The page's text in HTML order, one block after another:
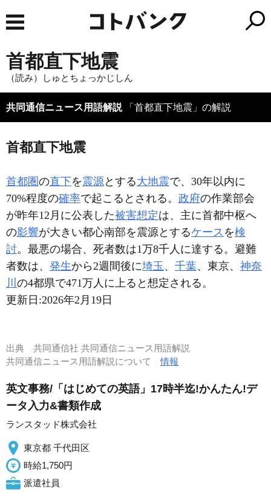
首都直下地震
（読み）しゅとちょっかじしん
共同通信ニュース用語解説「首都直下地震」の解説
首都直下地震
首都圏の直下を震源とする大地震で、30年以内に
70%程度の確率で起こるとされる。 政府の作業部会
が昨年12月に公表した被害想定は、主に首都中枢へ
の影響が大きい都心南部を震源とするケース を検
討。最悪の場合、死者数は1万8千人に達する。避難
者数は、 発生から2週間後に埼玉 、 千葉、東京、 神奈
川 の4都県で471万人に上ると想定される。
更新日:2026年2月19日
出典 共同通信社 共同通信ニュース用語解説
共同通信ニュース用語解説について情報
英文事務/「はじめての英語」17時半迄!かんたん!デ
ータ入力&書類作成
ランスタッド株式会社
東京都 千代田区
時給1,750円
派遣社員